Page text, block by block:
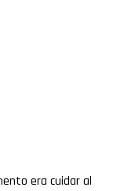
era cuidar al